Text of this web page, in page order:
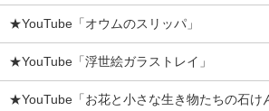
★YouTube「オウムのスリッパ」
★YouTube「浮世絵ガラストレイ」
★YouTube「お花と小さな生き物たちの石け